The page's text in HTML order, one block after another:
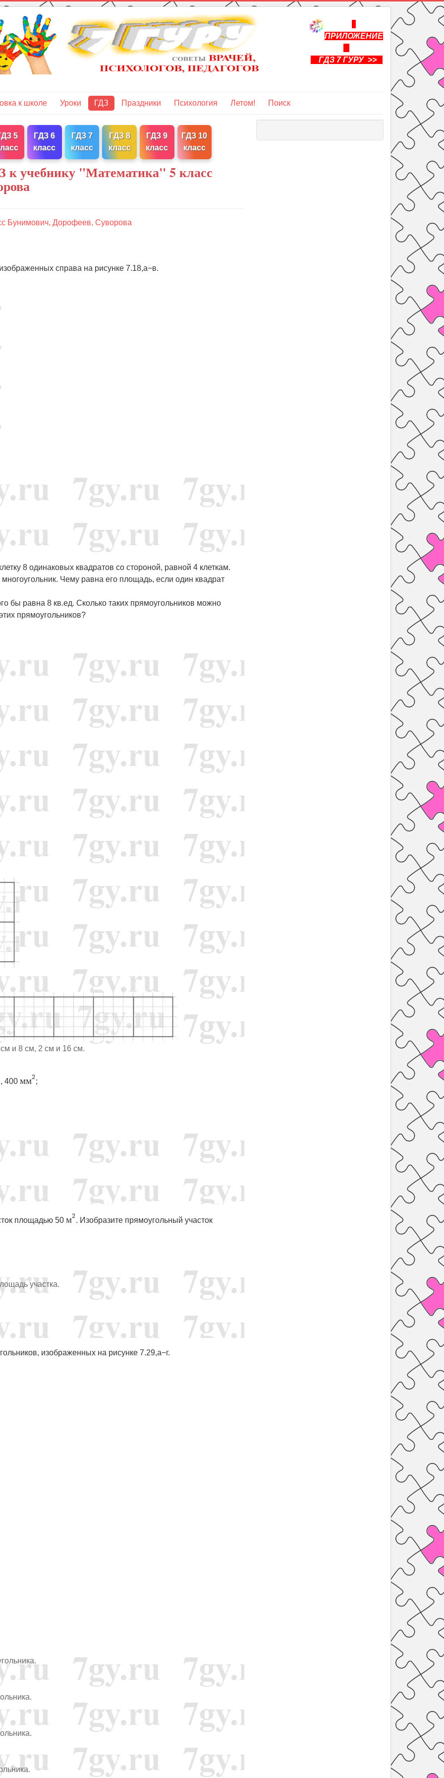
ПРИЛОЖЕНИЕ
ГДЗ 7 ГУРУ >>
к школе Уроки ГДЗ Праздники Психология Летом! Поиск
5
ГДЗ 6
класс
ГДЗ 7
класс
ГДЗ 8
класс
ГДЗ 9
класс
ГДЗ 10
класс
к учебнику "Математика" 5 класс
Бунимович, Дорофеев, Суворова
справа на рисунке 7.18,а−в.
8 одинаковых квадратов со стороной, равной 4 клеткам.
Чему равна его площадь, если один квадрат
бы равна 8 кв.ед. Сколько таких прямоугольников можно
прямоугольников?
и 8 см, 2 см и 16 см.
, 400мм2
м2
;
площадью 50 м2
м2
. Изобразите прямоугольный участок
участка.
изображенных на рисунке 7.29,а−г.